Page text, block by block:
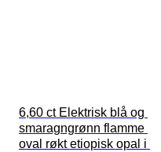
6,60 ct Elektrisk blå og
smaragngrønn flamme
oval røkt etiopisk opal i